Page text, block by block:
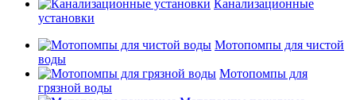
Канализационные
установки
Мотопомпы для чистой
воды
Мотопомпы для
грязной воды